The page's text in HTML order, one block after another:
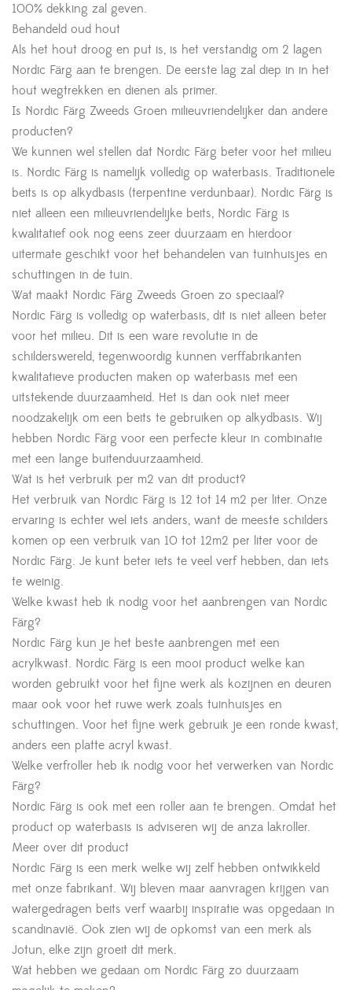
100% dekking zal geven.
Behandeld oud hout
Als het hout droog en put is, is het verstandig om 2 lagen
Nordic Färg aan te brengen. De eerste lag zal diep in in het
hout wegtrekken en dienen als primer.
Is Nordic Färg Zweeds Groen milieuvriendelijker dan andere
producten?
We kunnen wel stellen dat Nordic Färg beter voor het milieu
is. Nordic Färg is namelijk volledig op waterbasis. Traditionele
beits is op alkydbasis (terpentine verdunbaar). Nordic Färg is
niet alleen een milieuvriendelijke beits, Nordic Färg is
kwalitatief ook nog eens zeer duurzaam en hierdoor
uitermate geschikt voor het behandelen van tuinhuisjes en
schuttingen in de tuin.
Wat maakt Nordic Färg Zweeds Groen zo speciaal?
Nordic Färg is volledig op waterbasis, dit is niet alleen beter
voor het milieu. Dit is een ware revolutie in de
schilderswereld, tegenwoordig kunnen verffabrikanten
kwalitatieve producten maken op waterbasis met een
uitstekende duurzaamheid. Het is dan ook niet meer
noodzakelijk om een beits te gebruiken op alkydbasis. Wij
hebben Nordic Färg voor een perfecte kleur in combinatie
met een lange buitenduurzaamheid.
Wat is het verbruik per m2 van dit product?
Het verbruik van Nordic Färg is 12 tot 14 m2 per liter. Onze
ervaring is echter wel iets anders, want de meeste schilders
komen op een verbruik van 10 tot 12m2 per liter voor de
Nordic Färg. Je kunt beter iets te veel verf hebben, dan iets
te weinig.
Welke kwast heb ik nodig voor het aanbrengen van Nordic
Färg?
Nordic Färg kun je het beste aanbrengen met een
acrylkwast. Nordic Färg is een mooi product welke kan
worden gebruikt voor het fijne werk als kozijnen en deuren
maar ook voor het ruwe werk zoals tuinhuisjes en
schuttingen. Voor het fijne werk gebruik je een ronde kwast,
anders een platte acryl kwast.
Welke verfroller heb ik nodig voor het verwerken van Nordic
Färg?
Nordic Färg is ook met een roller aan te brengen. Omdat het
product op waterbasis is adviseren wij de anza lakroller.
Meer over dit product
Nordic Färg is een merk welke wij zelf hebben ontwikkeld
met onze fabrikant. Wij bleven maar aanvragen krijgen van
watergedragen beits verf waarbij inspiratie was opgedaan in
scandinavië. Ook zien wij de opkomst van een merk als
Jotun, elke zijn groeit dit merk.
Wat hebben we gedaan om Nordic Färg zo duurzaam